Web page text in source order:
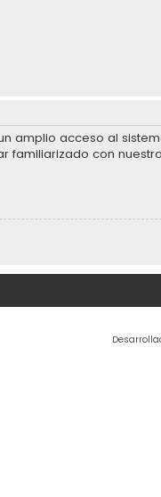
amplio acceso al
con